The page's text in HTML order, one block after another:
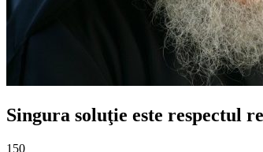
Singura soluţie este respectul
150